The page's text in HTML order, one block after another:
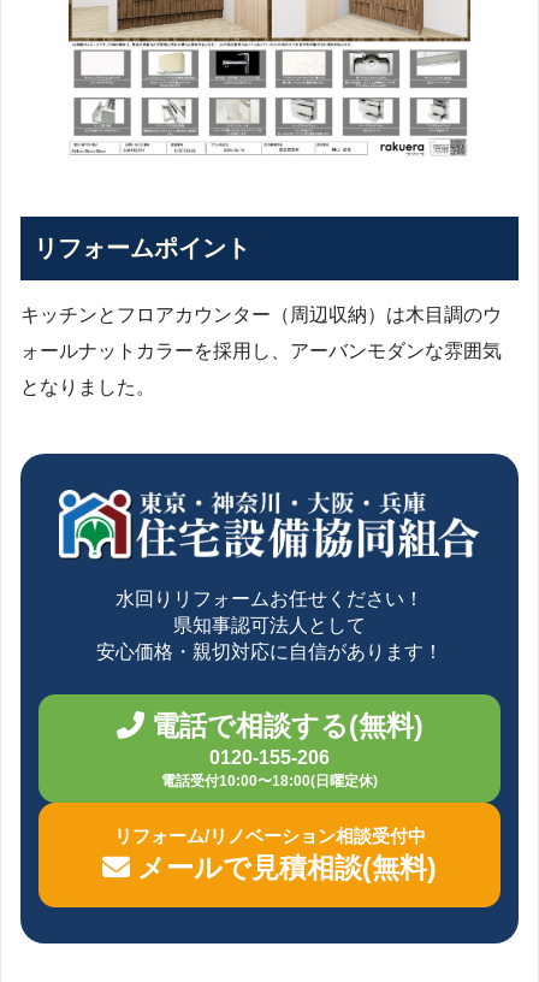
リフォームポイント
キッチンとフロアカウンター（周辺収納）は木目調のウ
ォールナットカラーを採用し、アーバンモダンな雰囲気
となりました。
水回りリフォームお任せください！
県知事認可法人として
安心価格・親切対応に自信があります！
電話で相談する(無料)
0120-155-206
電話受付10:00〜18:00(日曜定休)
リフォーム/リノベーション相談受付中
メールで見積相談(無料)